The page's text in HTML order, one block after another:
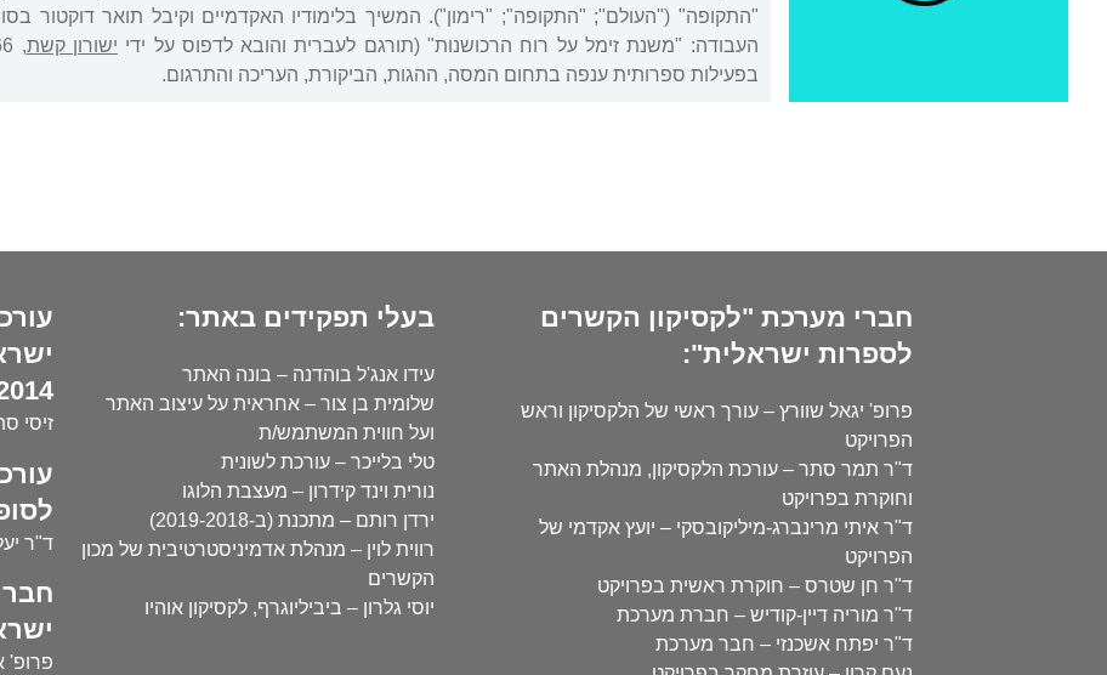
העבודה: "משנת זימל על רוח הרכושנות" (תורגם לעברית והובא לדפוס על ידי ישורון קשת
בפעילות ספרותית ענפה בתחום המסה, ההגות, הביקורת, העריכה והתרגום.
חברי מערכת "לקסיקון הקשרים
לספרות ישראלית":
פרופ' יגאל שוורץ – עורך ראשי של הלקסיקון וראש
הפרויקט
ד"ר תמר סתר – עורכת הלקסיקון, מנהלת האתר
וחוקרת בפרויקט
ד"ר איתי מרינברג-מיליקובסקי – יועץ אקדמי של
הפרויקט
ד"ר חן שטרס – חוקרת ראשית בפרויקט
ד"ר מוריה דיין-קודיש – חברת מערכת
ד"ר יפתח אשכנזי – חבר מערכת
בעלי תפקידים באתר:
עידו אנג'ל בוהדנה – בונה האתר
שלומית בן צור – אחראית על עיצוב האתר
ועל חווית המשתמש/ת
טלי בלייכר – עורכת לשונית
נורית וינד קידרון – מעצבת הלוגו
ירדן רותם – מתכנת (ב-2019-2018)
רווית לוין – מנהלת אדמיניסטרטיבית של מכון
הקשרים
יוסי גלרון – ביביליוגרף, לקסיקון אוהיו
זיסי
ד"ר
פרופ'